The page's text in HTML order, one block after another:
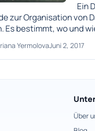
Ein
zur Organisation von
Es bestimmt, wo und
YermolovaJuni 2, 2017
Über